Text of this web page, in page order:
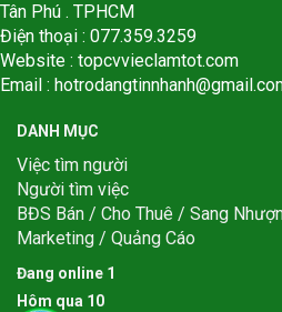
Tân Phú . TPHCM
Điện thoại : 077.359.3259
Website : topcvvieclamtot.com
Email :
DANH MỤC
Việc tìm người
Người tìm việc
BĐS Bán / Cho Thuê / Sang
Marketing / Quảng Cáo
Đang online 1
Hôm qua 10